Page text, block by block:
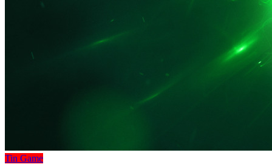
Tin Game